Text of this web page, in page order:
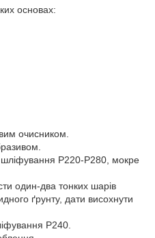
основах:
очисником.
P220-P280, мокре
один-два тонких шарів
ґрунту, дати висохнути
P240.